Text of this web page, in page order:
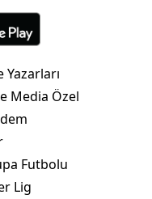
Yazarları
Media Özel
Futbolu
Lig